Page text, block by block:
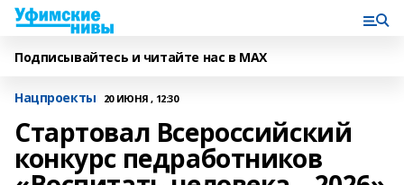
Подписывайтесь и читайте нас в MAX
Нацпроекты 20 ИЮНЯ , 12:30
Стартовал Всероссийский
конкурс педработников